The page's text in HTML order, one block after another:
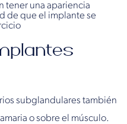
tener una apariencia
de que el implante se
subglandulares también
o sobre el músculo.